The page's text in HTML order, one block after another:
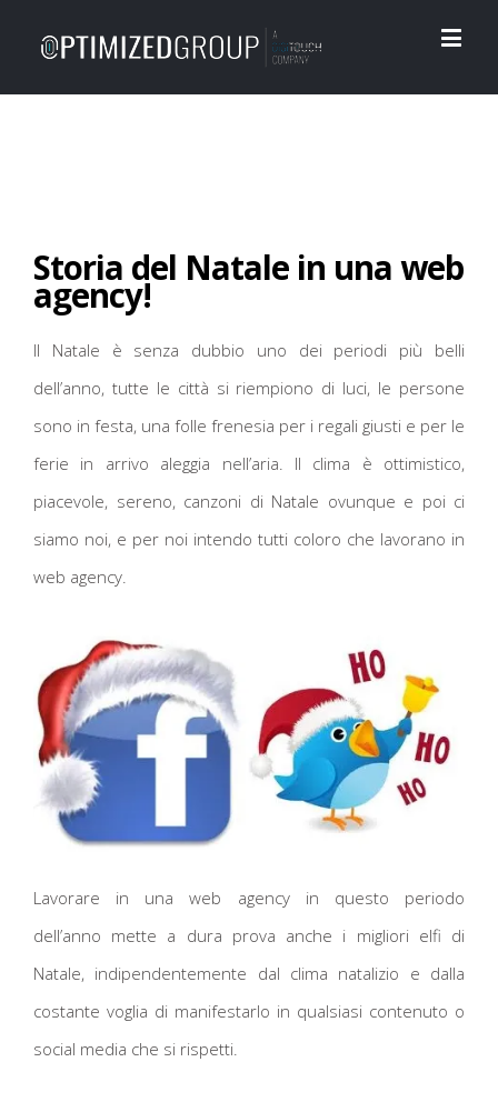
Storia del Natale in una web
agency!
Il Natale è senza dubbio uno dei periodi più belli
dell’anno, tutte le città si riempiono di luci, le persone
sono in festa, una folle frenesia per i regali giusti e per le
ferie in arrivo aleggia nell’aria. Il clima è ottimistico,
piacevole, sereno, canzoni di Natale ovunque e poi ci
siamo noi, e per noi intendo tutti coloro che lavorano in
web agency.
Lavorare in una web agency in questo periodo
dell’anno mette a dura prova anche i migliori elfi di
Natale, indipendentemente dal clima natalizio e dalla
costante voglia di manifestarlo in qualsiasi contenuto o
social media che si rispetti.